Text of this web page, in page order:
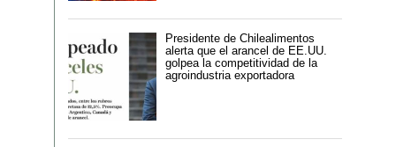
Presidente de Chilealimentos
alerta que el arancel de EE.UU.
golpea la competitividad de la
agroindustria exportadora